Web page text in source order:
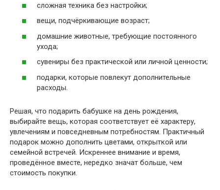
сложная техника без настройки;
вещи, подчёркивающие возраст;
домашние животные, требующие постоянного
ухода;
сувениры без практической или личной ценности;
подарки, которые повлекут дополнительные
расходы.
Решая, что подарить бабушке на день рождения,
выбирайте вещь, которая соответствует её характеру,
увлечениям и повседневным потребностям. Практичный
подарок можно дополнить цветами, открыткой или
семейной встречей. Искреннее внимание и время,
проведённое вместе, нередко значат больше, чем
стоимость покупки.